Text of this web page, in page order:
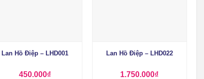
Lan Hồ Điệp – LHD001
450.000₫
Lan Hồ Điệp – LHD022
1.750.000₫